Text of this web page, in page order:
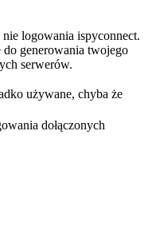
logowania ispyconnect.
do generowania twojego
serwerów.
używane, chyba że
dołączonych